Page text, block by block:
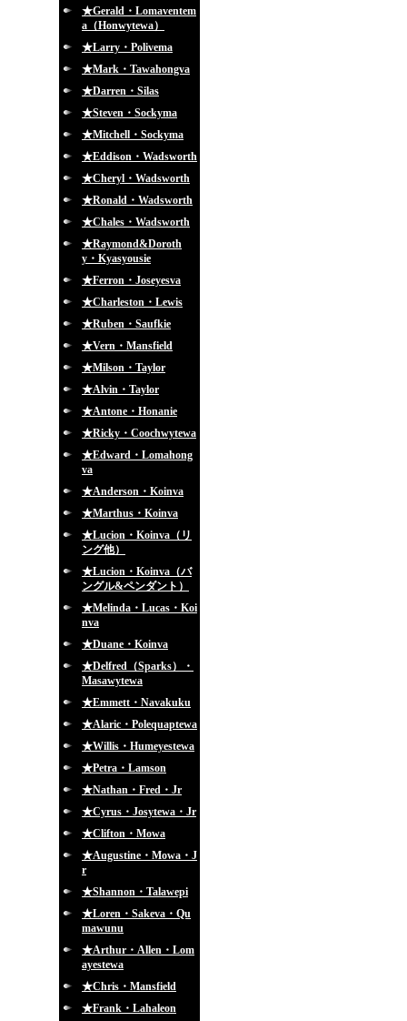
★Gerald・Lomaventem
a（Honwytewa）
★Larry・Polivema
★Mark・Tawahongva
★Darren・Silas
★Steven・Sockyma
★Mitchell・Sockyma
★Eddison・Wadsworth
★Cheryl・Wadsworth
★Ronald・Wadsworth
★Chales・Wadsworth
★Raymond&Doroth
y・Kyasyousie
★Ferron・Joseyesva
★Charleston・Lewis
★Ruben・Saufkie
★Vern・Mansfield
★Milson・Taylor
★Alvin・Taylor
★Antone・Honanie
★Ricky・Coochwytewa
★Edward・Lomahong
va
★Anderson・Koinva
★Marthus・Koinva
★Lucion・Koinva（リ
ング他）
★Lucion・Koinva（バ
ングル&ペンダント）
★Melinda・Lucas・Koi
nva
★Duane・Koinva
★Delfred（Sparks）・
Masawytewa
★Emmett・Navakuku
★Alaric・Polequaptewa
★Willis・Humeyestewa
★Petra・Lamson
★Nathan・Fred・Jr
★Cyrus・Josytewa・Jr
★Clifton・Mowa
★Augustine・Mowa・J
r
★Shannon・Talawepi
★Loren・Sakeva・Qu
mawunu
★Arthur・Allen・Lom
ayestewa
★Chris・Mansfield
★Frank・Lahaleon